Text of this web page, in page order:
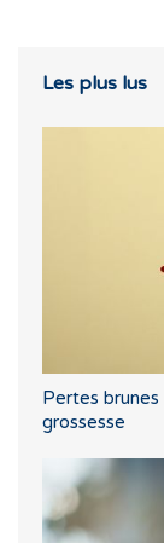
Les plus lus
Pertes brunes
grossesse